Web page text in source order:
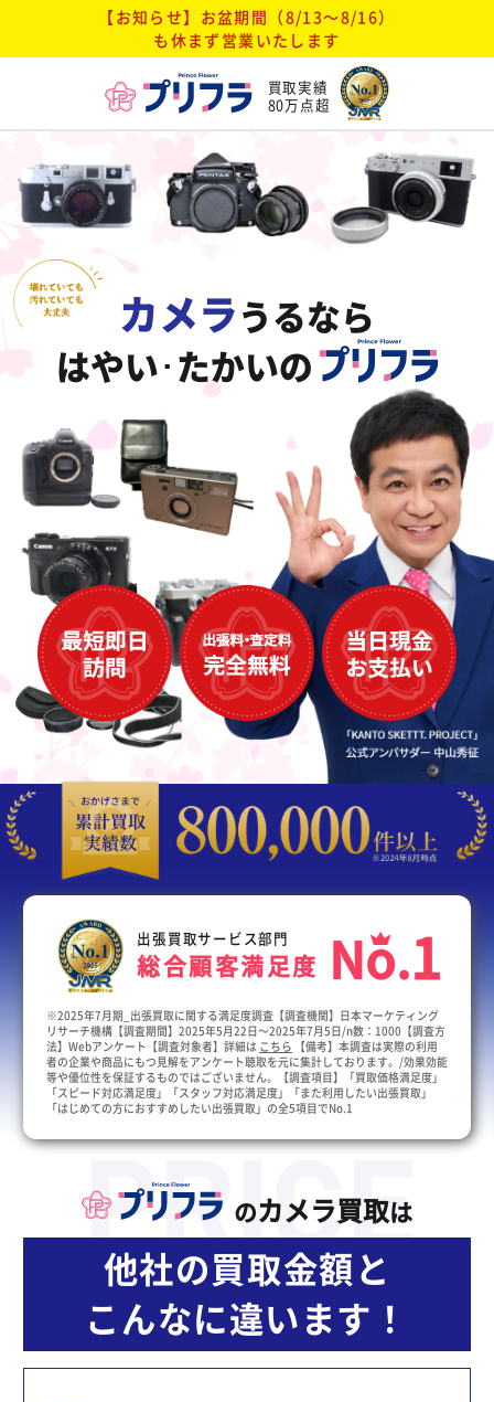
【お知らせ】お盆期間（8/13～8/16）
も休まず営業いたします
買取実績
80万点超
カメラうるなら
はやい･たかいの
出張買取サービス部門
総合顧客満足度 No.1
※2025年7月期_出張買取に関する満足度調査【調査機関】日本マーケティング
リサーチ機構【調査期間】2025年5月22日～2025年7月5日/n数：1000【調査方
法】Webアンケート【調査対象者】詳細は こちら
【備考】本調査は実際の利用
者の企業や商品にもつ見解をアンケート聴取を元に集計しております。/効果効能
等や優位性を保証するものではございません。【調査項目】「買取価格満足度」
「スピード対応満足度」「スタッフ対応満足度」「また利用したい出張買取」
「はじめての方におすすめしたい出張買取」の全5項目でNo.1
のカメラ買取は
他社の買取金額と
こんなに違います！